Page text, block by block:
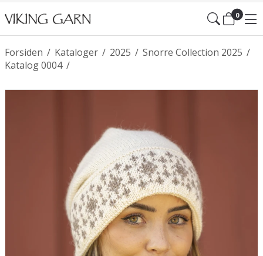
0
/
Forsiden /
Kataloger /
2025 /
Snorre Collection 2025
/
Katalog 0004